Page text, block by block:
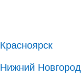
Красноярск
Нижний Новгород